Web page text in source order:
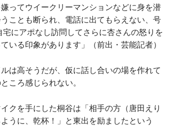
ってウイークリーマンションなどに身を潜
ことも断られ、電話に出てもらえない、号
にアポなし訪問してさらに杏さんの怒りを
いる印象があります」（前出・芸能記者）
は高そうだが、仮に話し合いの場を作れて
ころ感じられない。
クを手にした桐谷は「相手の方（唐田えり
うに、乾杯！」と東出を励ましたという